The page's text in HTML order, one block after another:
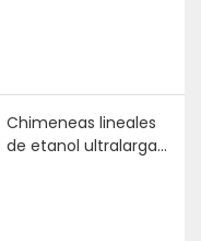
Chimeneas lineales
de etanol ultralargas: